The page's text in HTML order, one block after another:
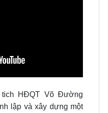
HĐQT Võ Đường
lập và xây dựng một